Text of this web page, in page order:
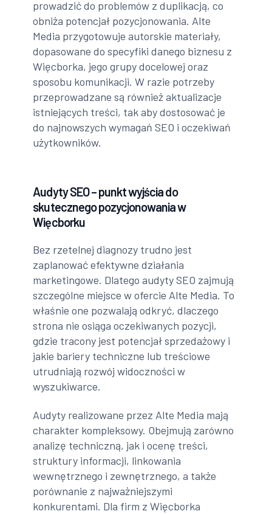
prowadzić do problemów z duplikacją, co
obniża potencjał pozycjonowania. Alte
Media przygotowuje autorskie materiały,
dopasowane do specyfiki danego biznesu z
Więcborka, jego grupy docelowej oraz
sposobu komunikacji. W razie potrzeby
przeprowadzane są również aktualizacje
istniejących treści, tak aby dostosować je
do najnowszych wymagań SEO i oczekiwań
użytkowników.
Audyty SEO – punkt wyjścia do
skutecznego pozycjonowania w
Więcborku
Bez rzetelnej diagnozy trudno jest
zaplanować efektywne działania
marketingowe. Dlatego audyty SEO zajmują
szczególne miejsce w ofercie Alte Media. To
właśnie one pozwalają odkryć, dlaczego
strona nie osiąga oczekiwanych pozycji,
gdzie tracony jest potencjał sprzedażowy i
jakie bariery techniczne lub treściowe
utrudniają rozwój widoczności w
wyszukiwarce.
Audyty realizowane przez Alte Media mają
charakter kompleksowy. Obejmują zarówno
analizę techniczną, jak i ocenę treści,
struktury informacji, linkowania
wewnętrznego i zewnętrznego, a także
porównanie z najważniejszymi
konkurentami. Dla firm z Więcborka